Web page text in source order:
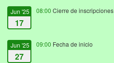
Jun '25
17
08:00 Cierre de inscripciones
Jun '25
27
09:00 Fecha de inicio